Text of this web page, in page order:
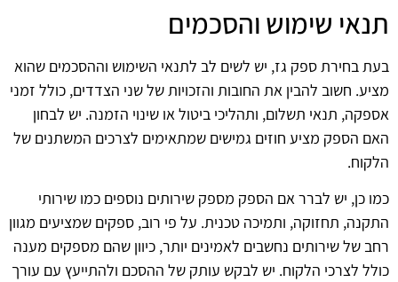
תנאי שימוש והסכמים
בעת בחירת ספק גז, יש לשים לב לתנאי השימוש וההסכמים שהוא
מציע. חשוב להבין את החובות והזכויות של שני הצדדים, כולל זמני
אספקה, תנאי תשלום, ותהליכי ביטול או שינוי הזמנה. יש לבחון
האם הספק מציע חוזים גמישים שמתאימים לצרכים המשתנים של
הלקוח.
כמו כן, יש לברר אם הספק מספק שירותים נוספים כמו שירותי
התקנה, תחזוקה, ותמיכה טכנית. על פי רוב, ספקים שמציעים מגוון
רחב של שירותים נחשבים לאמינים יותר, כיוון שהם מספקים מענה
כולל לצרכי הלקוח. יש לבקש עותק של ההסכם ולהתייעץ עם עורך